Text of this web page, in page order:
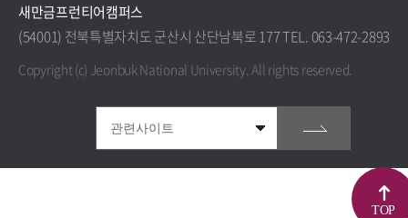
새만금프런티어캠퍼스
(54001) 전북특별자치도 군산시 산단남북로 177 TEL. 063-472-2893
Copyright (c) Jeonbuk National University. All rights reserved.
TOP